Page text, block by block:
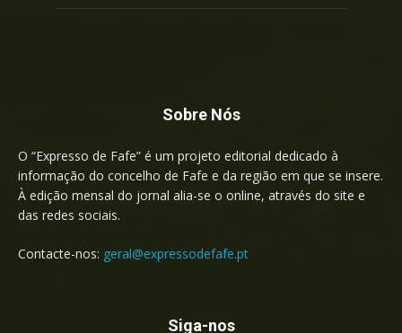
Sobre Nós
O “Expresso de Fafe” é um projeto editorial dedicado à
informação do concelho de Fafe e da região em que se insere.
À edição mensal do jornal alia-se o online, através do site e
das redes sociais.
Contacte-nos: geral@expressodefafe.pt
Siga-nos